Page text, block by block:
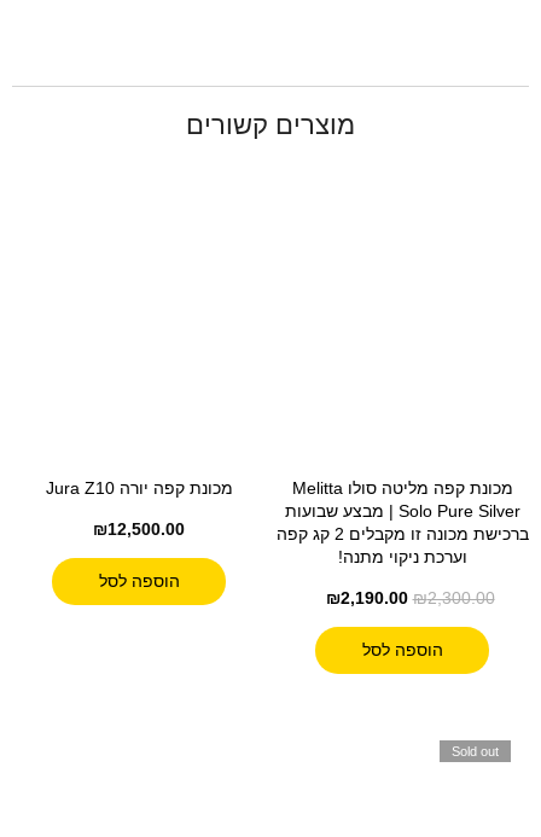
מוצרים קשורים
מכונת קפה מליטה סולו Melitta
Solo Pure Silver | מבצע שבועות
ברכישת מכונה זו מקבלים 2 קג קפה
וערכת ניקוי מתנה!
₪2,300.00
₪2,190.00
הוספה לסל
מכונת קפה יורה Jura Z10
₪12,500.00
הוספה לסל
Sold out